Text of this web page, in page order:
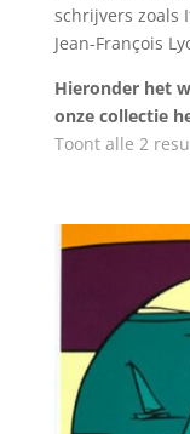
schrijvers zoals
Jean-François
Hieronder het
onze collectie
Toont alle 2